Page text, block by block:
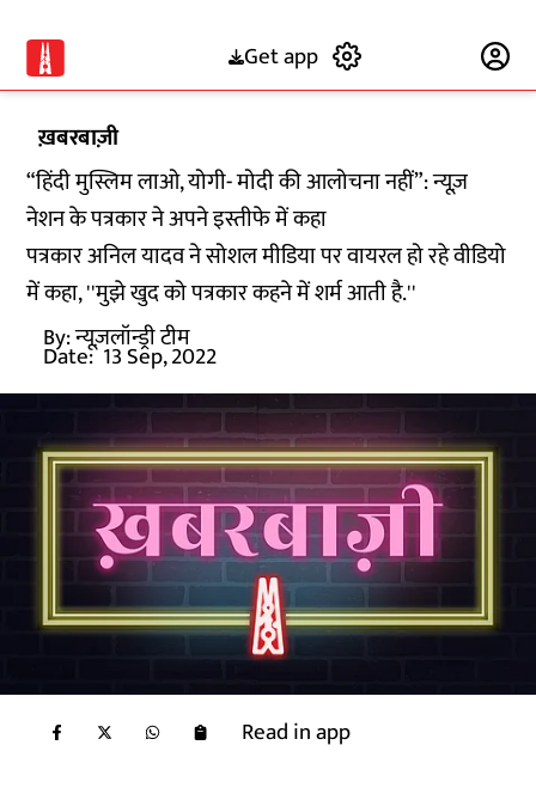
Get app
ख़बरबाज़ी
“हिंदी मुस्लिम लाओ, योगी- मोदी की आलोचना नहीं”: न्यूज़
नेशन के पत्रकार ने अपने इस्तीफे में कहा
पत्रकार अनिल यादव ने सोशल मीडिया पर वायरल हो रहे वीडियो
में कहा, ''मुझे खुद को पत्रकार कहने में शर्म आती है.''
By:न्यूज़लॉन्ड्री टीम
Date: 13 Sep, 2022
Read in app